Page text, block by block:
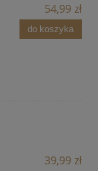
54,99 zł
do koszyka
39,99 zł